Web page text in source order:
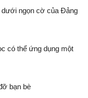
dưới ngọn cờ của Đảng
có thể ứng dụng một
bạn bè